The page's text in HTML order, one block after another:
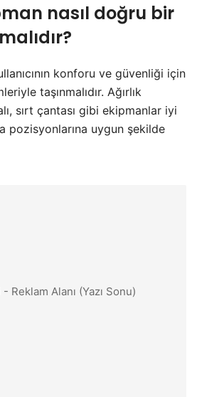
nasıl doğru bir
konforu ve güvenliği için
taşınmalıdır. Ağırlık
sırt çantası gibi ekipmanlar iyi
pozisyonlarına uygun şekilde
Reklam Alanı (Yazı Sonu)